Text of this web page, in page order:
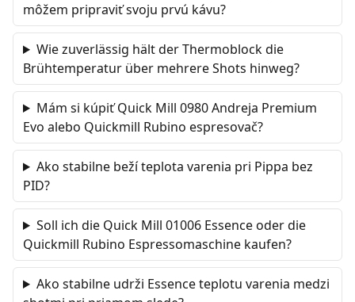
môžem pripraviť svoju prvú kávu?
Wie zuverlässig hält der Thermoblock die
Brühtemperatur über mehrere Shots hinweg?
Mám si kúpiť Quick Mill 0980 Andreja Premium
Evo alebo Quickmill Rubino espresovač?
Ako stabilne beží teplota varenia pri Pippa bez
PID?
Soll ich die Quick Mill 01006 Essence oder die
Quickmill Rubino Espressomaschine kaufen?
Ako stabilne udrži Essence teplotu varenia medzi